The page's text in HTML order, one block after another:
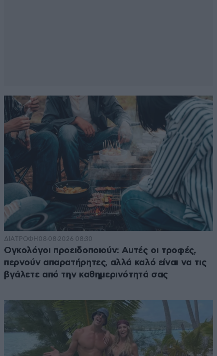
ΔΙΑΤΡΟΦΗ 08·08·2026 08:30
Ογκολόγοι προειδοποιούν: Αυτές οι τροφές,
περνούν απαρατήρητες, αλλά καλό είναι να τις
βγάλετε από την καθημερινότητά σας